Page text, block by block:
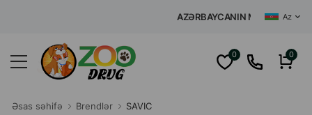
AZƏRBAYCANIN MƏRKƏZI İNTERNET
Az
0 0
Əsas səhifə Brendlər SAVIC